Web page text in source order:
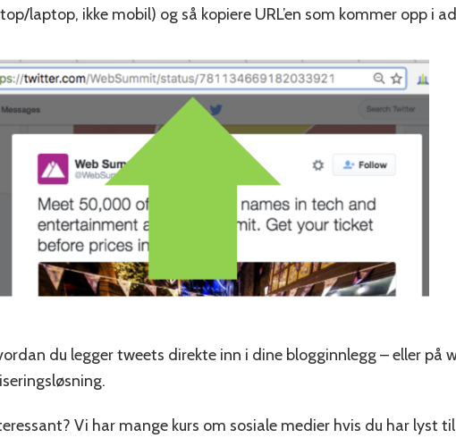
laptop, ikke mobil) og så kopiere URL’en som kommer opp i
du legger tweets direkte inn i dine blogginnlegg – eller på
Vi har mange kurs om sosiale medier hvis du har lyst